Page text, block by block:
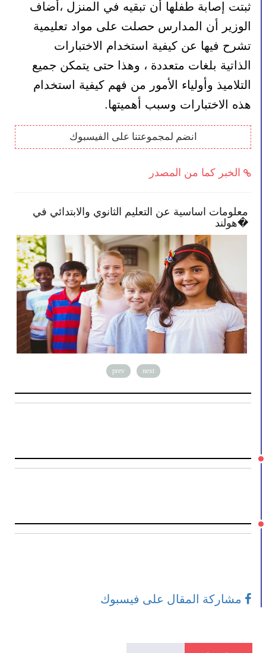
هذه الاختبارات وسبب أهميتها.
انضم لمجموعتنا على الفيسبوك
الخبر كما من المصدر
معلومات اساسية
تمكنك بأن تصبح أكثر انخراطًا في
prev next
مشاركة المقال على فيسبوك